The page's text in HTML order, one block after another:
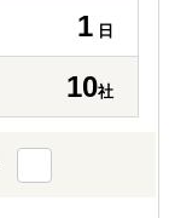
1 日
10社